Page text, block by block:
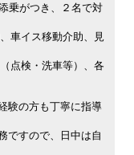
乗がつき、２名で対
車イス移動介助、見
点検・洗車等）、各
験の方も丁寧に指導
ですので、日中は自